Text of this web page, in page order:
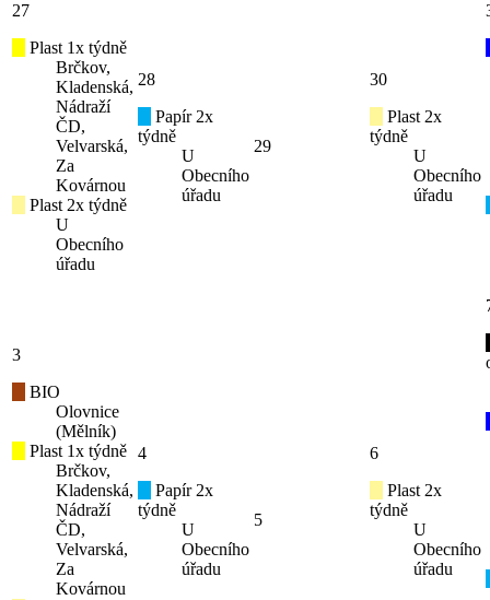
27
Plast 1x týdně
Brčkov,
Kladenská,
Nádraží
ČD,
Velvarská,
Za
Kovárnou
Plast 2x týdně
U
Obecního
úřadu
28
Papír 2x
týdně
U
Obecního
úřadu
29
30
Plast 2x
týdně
U
Obecního
úřadu
3
BIO
Olovnice
(Mělník)
Plast 1x týdně
Brčkov,
Kladenská,
Nádraží
ČD,
Velvarská,
Za
Kovárnou
4
Papír 2x
týdně
U
Obecního
úřadu
5
6
Plast 2x
týdně
U
Obecního
úřadu